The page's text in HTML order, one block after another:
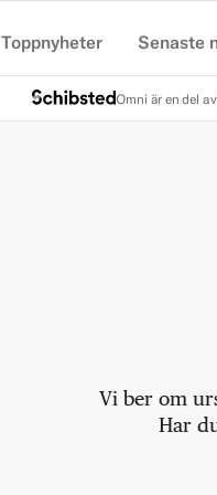
Toppnyheter Senaste
Omni är en del
Vi ber om
Har